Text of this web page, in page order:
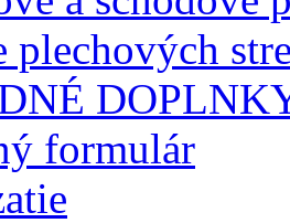
plechových
formulár